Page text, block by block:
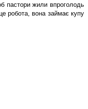
пастори жили впроголодь
робота, вона займає купу